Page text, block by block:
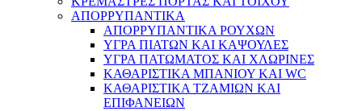
ΑΠΟΡΡΥΠΑΝΤΙΚΑ
ΑΠΟΡΡΥΠΑΝΤΙΚΑ ΡΟΥΧΩΝ
ΥΓΡΑ ΠΙΑΤΩΝ ΚΑΙ ΚΑΨΟΥΛΕΣ
ΥΓΡΑ ΠΑΤΩΜΑΤΟΣ ΚΑΙ ΧΛΩΡΙΝΕΣ
ΚΑΘΑΡΙΣΤΙΚΑ ΜΠΑΝΙΟΥ ΚΑΙ WC
ΚΑΘΑΡΙΣΤΙΚΑ ΤΖΑΜΙΩΝ ΚΑΙ
ΕΠΙΦΑΝΕΙΩΝ